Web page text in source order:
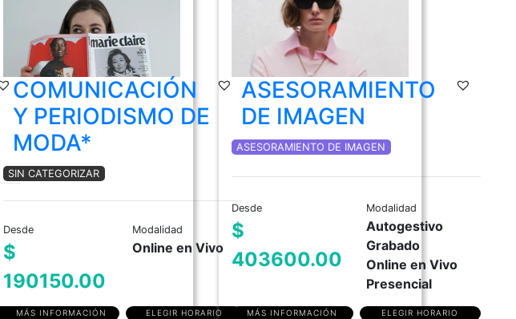
COMUNICACIÓN
Y PERIODISMO DE
MODA*
SIN CATEGORIZAR
Desde
$
190150.00
Modalidad
Online en Vivo
MÁS INFORMACIÓN ELEGIR HORARIO
ASESORAMIENTO
DE IMAGEN
ASESORAMIENTO DE IMAGEN
Desde
$
403600.00
Modalidad
Autogestivo
Grabado
Online en Vivo
Presencial
MÁS INFORMACIÓN ELEGIR HORARIO